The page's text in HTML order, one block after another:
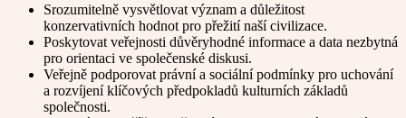
Srozumitelně vysvětlovat význam a důležitost
konzervativních hodnot pro přežití naší civilizace.
Poskytovat veřejnosti důvěryhodné informace a data nezbytná
pro orientaci ve společenské diskusi.
Veřejně podporovat právní a sociální podmínky pro uchování
a rozvíjení klíčových předpokladů kulturních základů
společnosti.